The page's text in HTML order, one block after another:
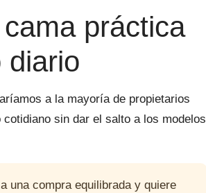
práctica
diario
a la mayoría de propietarios
sin dar el salto a los modelos
una compra equilibrada y quiere